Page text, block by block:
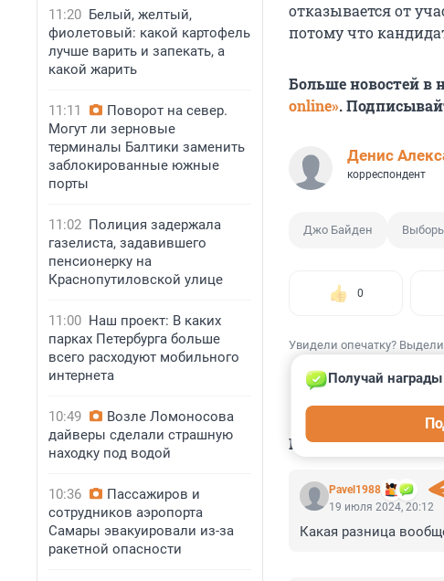
11:20 Белый, желтый,
фиолетовый: какой картофель
лучше варить и запекать, а
какой жарить
11:11
Поворот на север.
Могут ли зерновые
терминалы Балтики заменить
заблокированные южные
порты
11:02 Полиция задержала
газелиста, задавившего
пенсионерку на
Краснопутиловской улице
11:00 Наш проект: В каких
парках Петербурга больше
всего расходуют мобильного
интернета
10:49
Возле Ломоносова
дайверы сделали страшную
находку под водой
10:36
Пассажиров и
сотрудников аэропорта
Самары эвакуировали из-за
ракетной опасности
отказывается от
потому что
Больше новостей в
online».
Денис
корреспондент
Джо Байден
0
Увидели опечатку?
КОММЕНТАРИИ
Pavel1988
Получай
19 июля 2024, 20:12
Какая разница